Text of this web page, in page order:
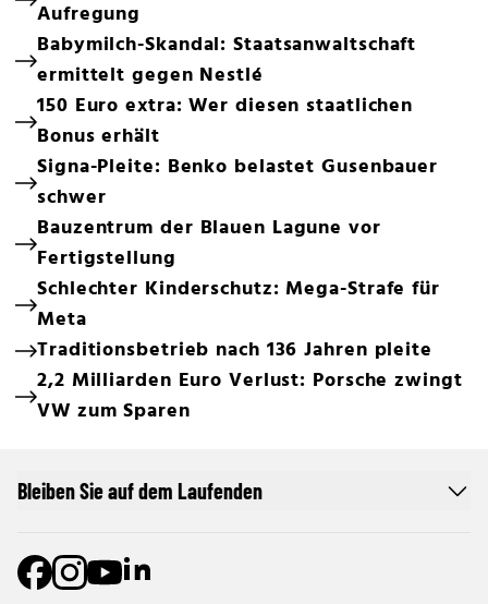
Aufregung
Babymilch-Skandal: Staatsanwaltschaft
ermittelt gegen Nestlé
150 Euro extra: Wer diesen staatlichen
Bonus erhält
Signa-Pleite: Benko belastet Gusenbauer
schwer
Bauzentrum der Blauen Lagune vor
Fertigstellung
Schlechter Kinderschutz: Mega-Strafe für
Meta
Traditionsbetrieb nach 136 Jahren pleite
2,2 Milliarden Euro Verlust: Porsche zwingt
VW zum Sparen
Bleiben Sie auf dem Laufenden